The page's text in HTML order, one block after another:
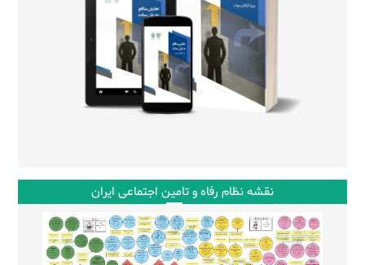
نقشه نظام رفاه و تامین اجتماعی ایران